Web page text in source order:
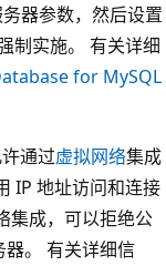
务器参数，然后设置
制实施。 有关详细
for MySQL
通过虚拟网络集成
IP 地址访问和连接
集成，可以拒绝公
。 有关详细信